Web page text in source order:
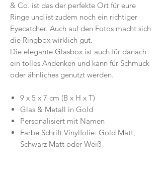
& Co. ist das der perfekte Ort für eure
Ringe und ist zudem noch ein richtiger
Eyecatcher. Auch auf den Fotos macht sich
die Ringbox wirklich gut.
Die elegante Glasbox ist auch für danach
ein tolles Andenken und kann für Schmuck
oder ähnliches genutzt werden.
9 x 5 x 7 cm (B x H x T)
Glas & Metall in Gold
Personalisiert mit Namen
Farbe Schrift Vinylfolie: Gold Matt,
Schwarz Matt oder Weiß